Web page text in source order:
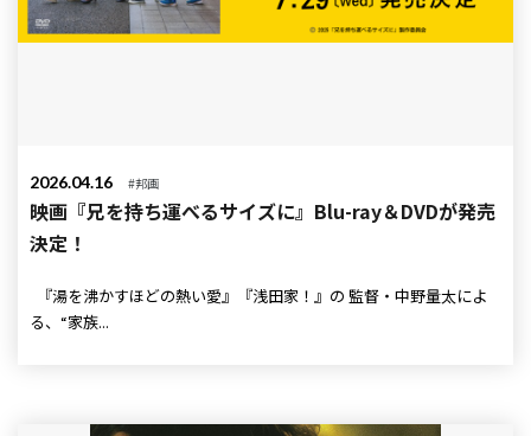
2026.04.16 #邦画
映画『兄を持ち運べるサイズに』Blu-ray＆DVDが発売
決定！
る、“家族...